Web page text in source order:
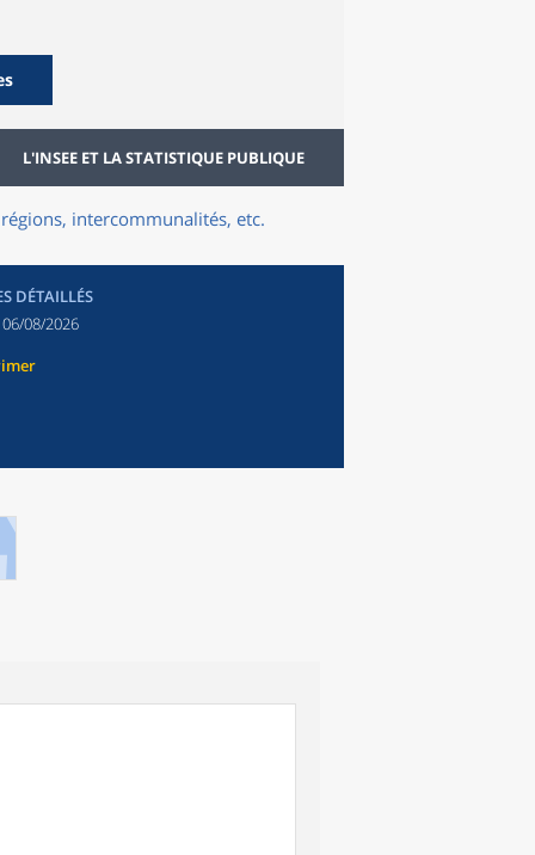
L'INSEE ET LA STATISTIQUE PUBLIQUE
intercommunalités, etc.
DÉTAILLÉS
06/08/2026